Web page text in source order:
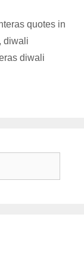
quotes in
, diwali
diwali